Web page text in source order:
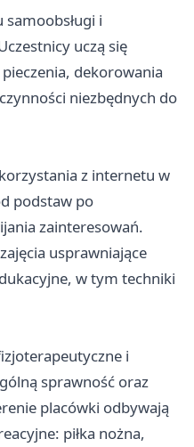
i
uczą się
dekorowania
niezbędnych do
z internetu w
podstaw po
zainteresowań.
usprawniające
w tym techniki
i
sprawność oraz
placówki odbywają
piłka nożna,